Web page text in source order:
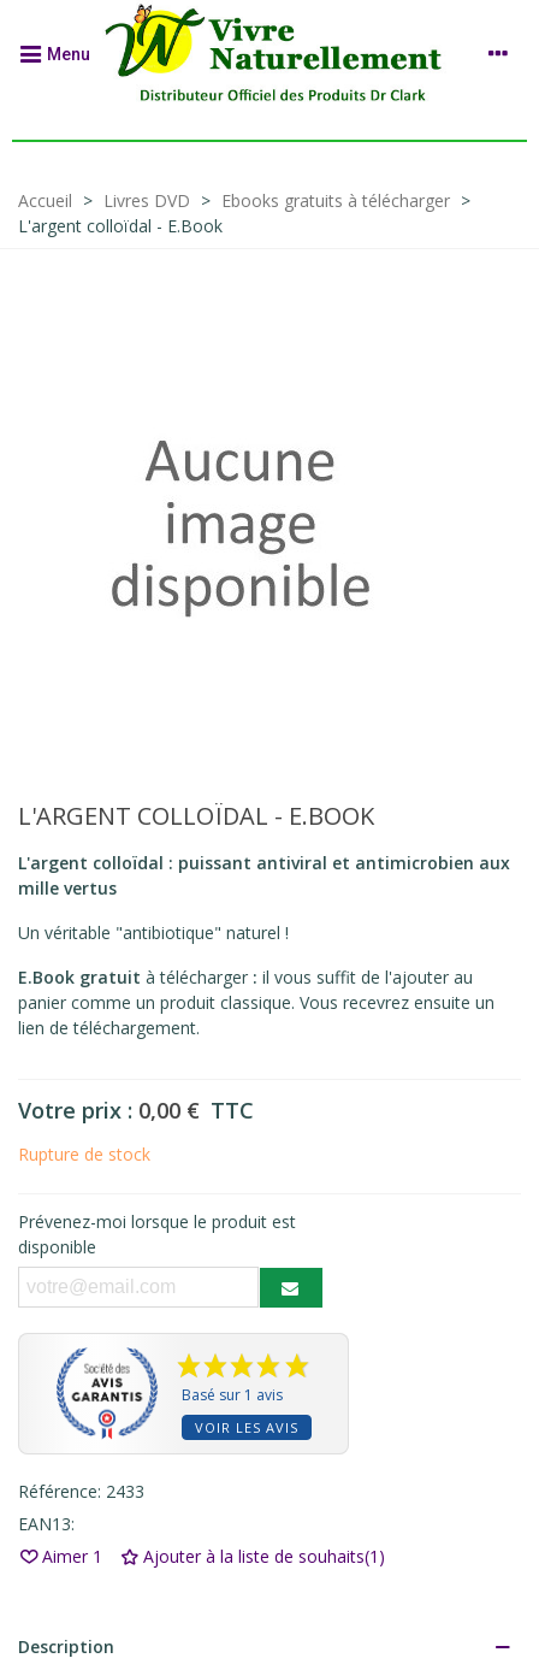
Menu
Accueil > Livres DVD > Ebooks gratuits à télécharger >
L'argent colloïdal - E.Book
L'ARGENT COLLOÏDAL - E.BOOK
L'argent colloïdal : puissant antiviral et antimicrobien aux
mille vertus
Un véritable "antibiotique" naturel !
E.Book gratuit à télécharger : il vous suffit de l'ajouter au
panier comme un produit classique. Vous recevrez ensuite un
lien de téléchargement.
Votre prix : 0,00 € TTC
Rupture de stock
Prévenez-moi lorsque le produit est
disponible
Basé sur 1 avis
VOIR LES AVIS
Référence: 2433
EAN13:
Aimer 1 Ajouter à la liste de souhaits(1 )
Description